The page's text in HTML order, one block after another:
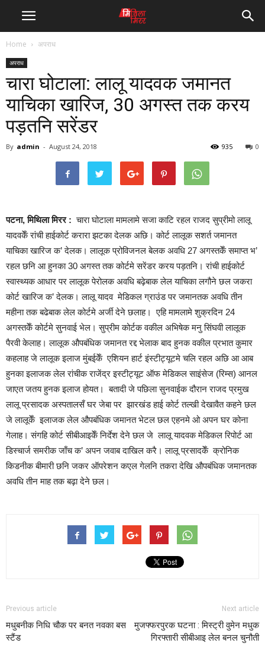
Home अपराध
अपराध
चारा घोटाला: लालू यादवक जमानत
याचिका खारिज, 30 अगस्त तक करय
पड़तनि सरेंडर
By admin - August 24, 2018 0
935
पटना, मिथिला मिरर : चारा घोटाला मामलामे सजा काटि रहल राजद सुप्रीमो लालू
यादवकेँ रांची हाईकोर्ट करारा झटका देलक अछि। कोर्ट लालूक सशर्त जमानत
याचिका खारिज क’ देलक। लालूक प्रोविजनल बेलक अवधि 27 अगस्तकेँ समाप्त भ’
रहल छनि आ हुनका 30 अगस्त तक कोर्टमे सरेंडर करय पड़तनि। रांची हाईकोर्ट
स्वास्थ्यक आधार पर लालूक पेरोलक अवधि बढ़ेबाक लेल याचिका लगौने छल जकरा
कोर्ट खारिज क’ देलक। लालू यादव मेडिकल ग्राउंड पर जमानतक अवधि तीन
महीना तक बढेबाक लेल कोर्टमे अर्जी देने छलाह। एहि मामलामे शुक्रदिन 24
अगस्तकेँ कोर्टमे सुनवाई भेल। सुप्रीम कोर्टक वकील अभिषेक मनु सिंघवी लालूक
पैरवी केलाह। लालूक औपबंधिक जमानत रद्द भेलाक बाद हुनक वकील प्रभात कुमार
कहलाह जे लालूक इलाज मुंबईकेँ एशियन हार्ट इंस्टीट्यूटमे चलि रहल अछि आ आब
हुनका इलाजक लेल रांचीक राजेंद्र इस्टीट्यूट ऑफ मेडिकल साइंसेज (रिम्स) आनल
जाएत जतय हुनक इलाज होयत। बतादी जे पछिला सुनवाईक दौरान राजद प्रमुख
लालू प्रसादक अस्पतालसँ घर जेबा पर झारखंड हाई कोर्ट तल्खी देखावैत कहने छल
जे लालूकेँ इलाजक लेल औपबंधिक जमानत भेटल छल एहनमे ओ अपन घर कोना
गेलाह। संगहि कोर्ट सीबीआइकेँ निर्देश देने छल जे लालू यादवक मेडिकल रिपोर्ट आ
डिस्चार्ज समरीक जाँच क’ अपन जवाब दाखिल करै। लालू प्रसादकेँ क्रोनिक
किडनीक बीमारी छनि जकर ऑपरेशन कएल गेलनि तकरा देखि औपबंधिक जमानतक
अवधि तीन माह तक बढ़ा देने छल।
Previous article
मधुबनीक निधि चौक पर बनत नवका बस
स्टैंड
Next article
मुजफ्फरपुरक घटना : मिस्ट्री वुमेन मधुक
गिरफ्तारी सीबीआइ लेल बनल चुनौती